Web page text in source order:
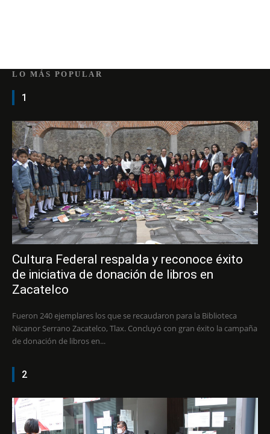
LO MÁS POPULAR
1
Cultura Federal respalda y reconoce éxito
de iniciativa de donación de libros en
Zacatelco
Fueron 240 ejemplares los que se recaudaron para la Biblioteca
Nicanor Serrano Zacatelco, Tlax. Concluyó con gran éxito la campaña
de donación de libros en...
2